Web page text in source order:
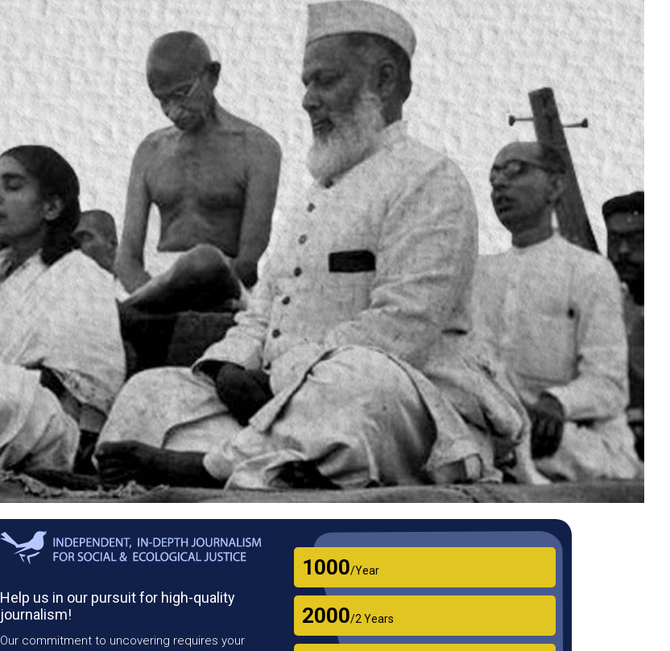
Help us in our pursuit for high-quality
journalism!
Our commitment to uncovering requires your
₹1000/Year
₹2000/2 Years